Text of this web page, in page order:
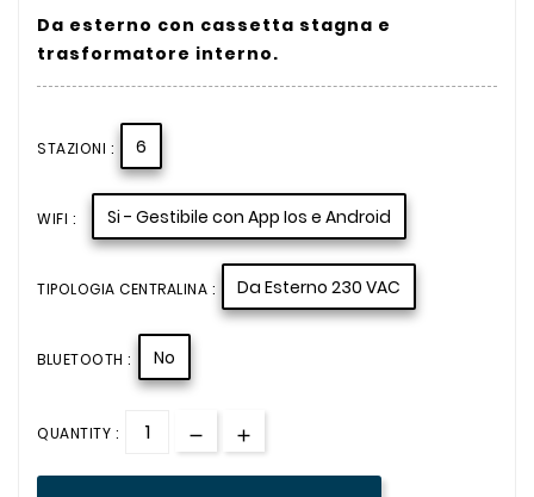
Da esterno con cassetta stagna e
trasformatore interno.
STAZIONI : 6
WIFI : Si - Gestibile con App Ios e Android
TIPOLOGIA CENTRALINA : Da Esterno 230 VAC
BLUETOOTH : No
QUANTITY :